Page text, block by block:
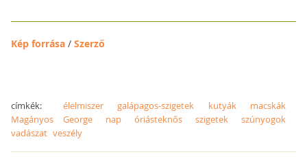
Kép forrása/ Szerző
címkék: élelmiszer galápagos-szigetek kutyák
macskák
Magányos George
nap óriásteknős szigetek
szúnyogok
vadászat veszély